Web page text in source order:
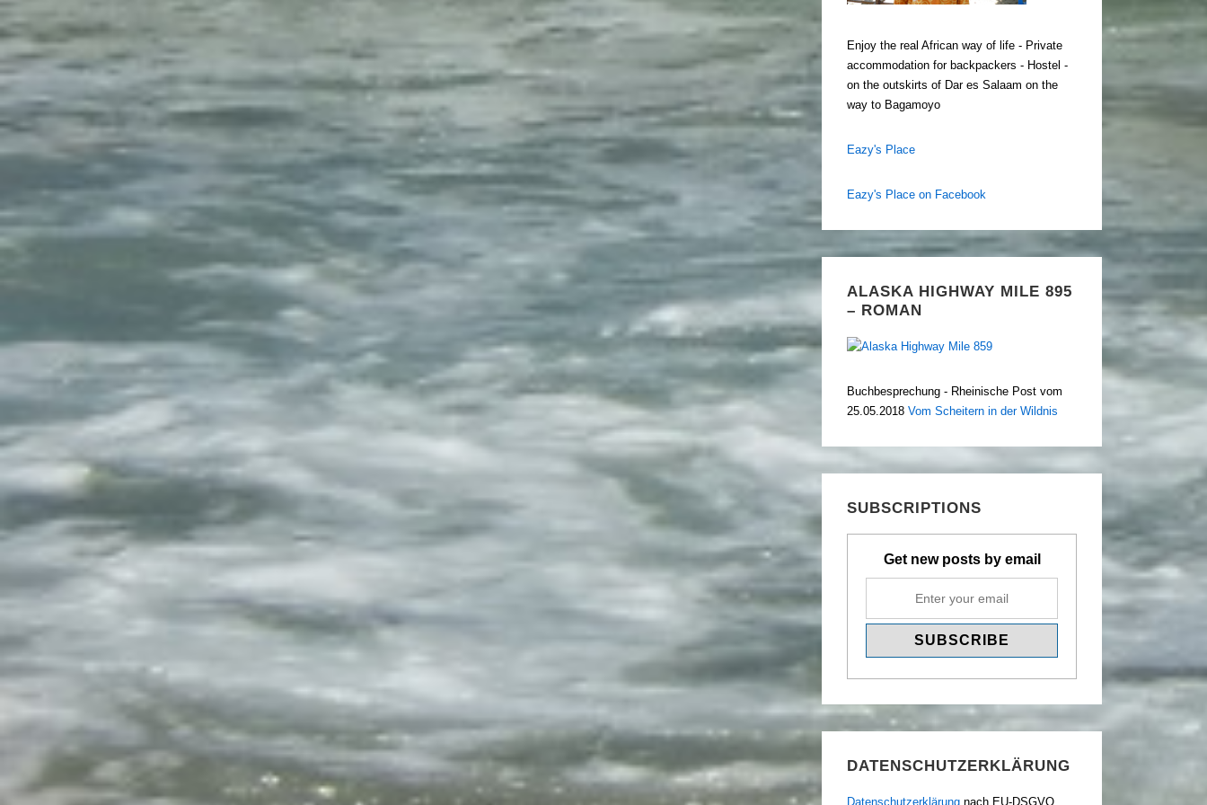
Enjoy the real African way of life - Private
accommodation for backpackers - Hostel -
on the outskirts of Dar es Salaam on the
way to Bagamoyo
Eazy's Place
Eazy's Place on Facebook
ALASKA HIGHWAY MILE 895
– ROMAN
Buchbesprechung - Rheinische Post vom
25.05.2018 Vom Scheitern in der Wildnis
SUBSCRIPTIONS
Get new posts by email
DATENSCHUTZERKLÄRUNG
Datenschutzerklärung nach EU-DSGVO